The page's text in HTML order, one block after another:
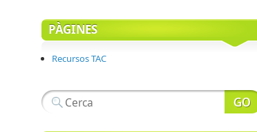
PÀGINES
Recursos TAC